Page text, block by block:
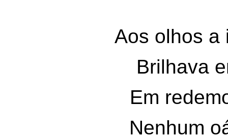
Aos olhos a
Brilhava
Em
Nenhum